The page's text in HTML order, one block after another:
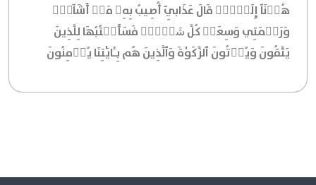
هُدۡنَآ إِلَيۡكَۚ قَالَ عَذَابِيٓ أُصِيبُ بِهِۦ مَنۡ أَشَآءُۖ
وَرَحۡمَتِي وَسِعَتۡ كُلَّ شَيۡءٖۚ فَسَأَكۡتُبُهَا لِلَّذِينَ
يَتَّقُونَ وَيُؤۡتُونَ ٱلزَّكَوٰةَ وَٱلَّذِينَ هُم بِـَٔايَٰتِنَا يُؤۡمِنُونَ